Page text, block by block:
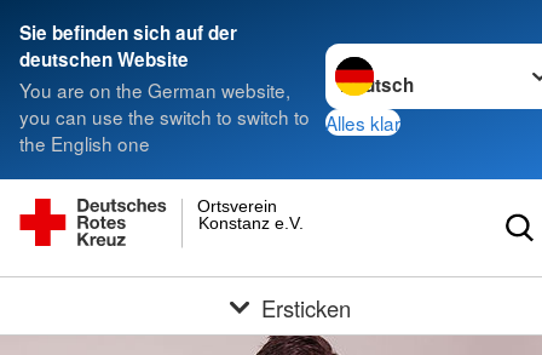
Sie befinden sich auf der
deutschen Website
You are on the German website,
you can use the switch to switch to
the English one
Sprache wechseln zu
Alles klar
Konstanz e.V.
Ortsverein
Ersticken